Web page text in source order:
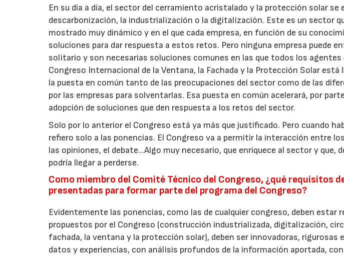
En su día a día, el sector del cerramiento acristalado y la protección solar
descarbonización, la industrialización o la digitalización. Este es un sector
mostrado muy dinámico y en el que cada empresa, en función de su
soluciones para dar respuesta a estos retos. Pero ninguna empresa puede
solitario y son necesarias soluciones comunes en las que todos los
Congreso Internacional de la Ventana, la Fachada y la Protección Solar
la puesta en común tanto de las preocupaciones del sector como de las
por las empresas para solventarlas. Esa puesta en común acelerará, por
adopción de soluciones que den respuesta a los retos del sector.
Solo por lo anterior el Congreso está ya más que justificado. Pero cuando
refiero solo a las ponencias. El Congreso va a permitir la interacción entre
las opiniones, el debate...Algo muy necesario, que enriquece al sector y
podría llegar a perderse.
Como miembro del Comité Técnico del Congreso, ¿qué requisitos
presentadas para formar parte del programa del Congreso?
Evidentemente las ponencias, como las de cualquier congreso, deben estar
propuestos por el Congreso (construcción industrializada, digitalización,
fachada, la ventana y la protección solar), deben ser innovadoras, rigurosas
datos y experiencias, con análisis profundos de la información aportada,